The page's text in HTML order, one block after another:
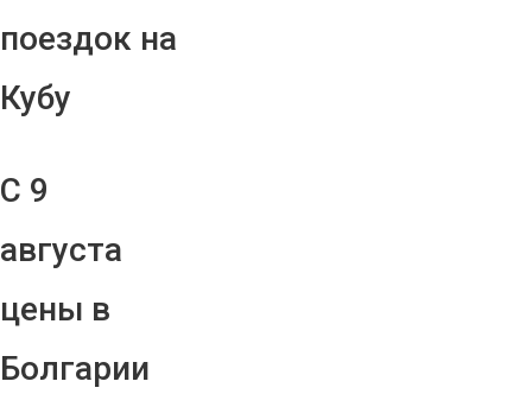
поездок на
Кубу
С 9
августа
цены в
Болгарии